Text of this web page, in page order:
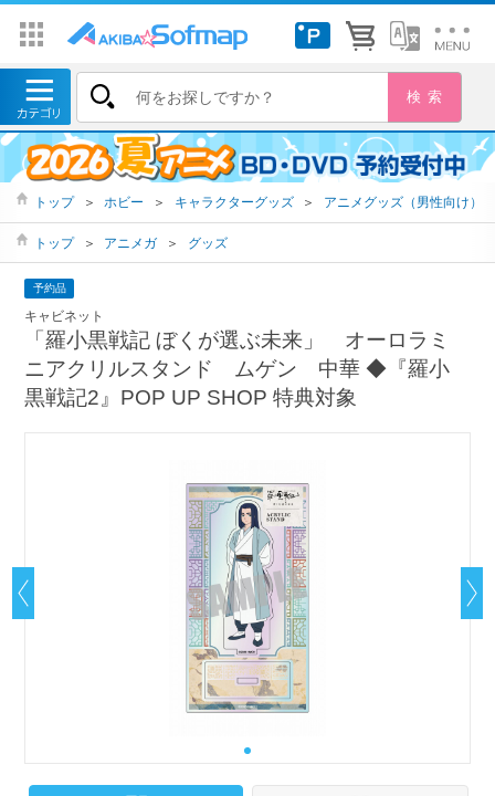
トップ ＞ ホビー ＞ キャラクターグッズ ＞ アニメグッズ（男性向け）
トップ ＞ アニメガ ＞ グッズ
予約品
キャビネット
「羅小黒戦記 ぼくが選ぶ未来」 オーロラミ
ニアクリルスタンド ムゲン 中華 ◆『羅小
黒戦記2』POP UP SHOP 特典対象